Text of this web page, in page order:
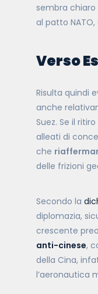
sembra chiaro
al patto
Verso
Risulta quindi
anche
Suez. Se il
alleati di
che
delle frizioni
Secondo la
diplomazia,
crescente
anti-cinese,
della Cina,
l’aeronautica